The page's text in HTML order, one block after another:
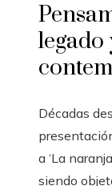
legado
Décadas
a ‘La
siendo